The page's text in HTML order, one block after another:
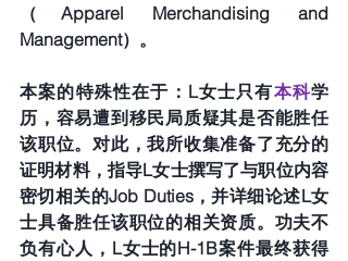
（Apparel Merchandising and
Management）。
本案的特殊性在于：L女士只有本科学
历，容易遭到移民局质疑其是否能胜任
该职位。对此，我所收集准备了充分的
证明材料，指导L女士撰写了与职位内容
密切相关的Job Duties，并详细论述L女
士具备胜任该职位的相关资质。功夫不
负有心人，L女士的H-1B案件最终获得